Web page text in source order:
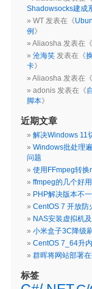
Shadowsocks建成
WT 发表在《
例 》
Aliaosha 发表在《
沧海笑 发表在《
卡》
Aliaosha 发表在《
adonis 发表在《
脚本》
近期文章
解决Windows 11
Windows批处理
问题
使用FFmpeg转换
ffmpeg的几个好
PHP解决版本不
CentOS 7 开放防
NAS安装虚拟机
小米盒子3C降级
CentOS 7_64升
群晖将网站部署
标签